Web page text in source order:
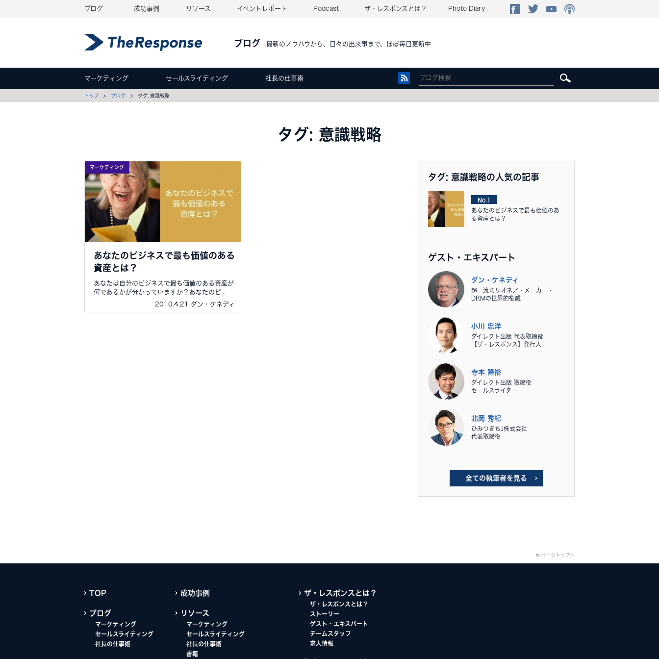
ブログ 成功事例 リソース イベントレポート Podcast ザ・レスポンスとは？ Photo Diary
ブログ 最新のノウハウから、日々の出来事まで、ほぼ毎日更新中
マーケティング セールスライティング 社長の仕事術
トップ > ブログ > タグ: 意識戦略
タグ: 意識戦略
マーケティング
あなたのビジネスで最も価値のある
資産とは？
あなたは自分のビジネスで最も価値のある資産が
何であるかが分かっていますか？あなたのビ...
2010.4.21 ダン・ケネディ
タグ: 意識戦略の人気の記事
No.1
あなたのビジネスで最も価値のあ
る資産とは？
ゲスト・エキスパート
ダン・ケネディ
超一流ミリオネア・メーカー・
DRMの世界的権威
小川 忠洋
ダイレクト出版 代表取締役
【ザ・レスポンス】発行人
寺本 隆裕
ダイレクト出版 取締役
セールスライター
北岡 秀紀
ひみつきちJ株式会社
代表取締役
全ての執筆者を見る
ページトップへ
TOP
ブログ
マーケティング
セールスライティング
社長の仕事術
成功事例
リソース
マーケティング
セールスライティング
社長の仕事術
書籍
ザ・レスポンスとは？
ザ・レスポンスとは？
ストーリー
ゲスト・エキスパート
チームスタッフ
求人情報